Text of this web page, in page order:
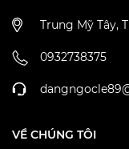
Trung Mỹ Tây,
0932738375
VỀ CHÚNG TÔI